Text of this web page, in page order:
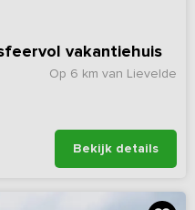
vakantiehuis
Op 6 km van Lievelde
Bekijk details